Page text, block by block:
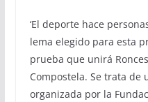
‘El deporte hace
lema elegido para esta
prueba que unirá
Compostela. Se trata de
organizada por la